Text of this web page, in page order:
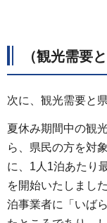
（観光需要
次に、観光需要と
夏休み期間中の観
ら、県民の方を対
に、1人1泊あたり
を開始いたしまし
泊事業者に「いば